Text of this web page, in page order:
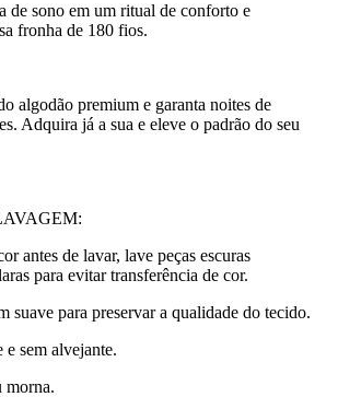
de sono em um ritual de conforto e
fronha de 180 fios.
algodão premium e garanta noites de
Adquira já a sua e eleve o padrão do seu
antes de lavar, lave peças escuras
para evitar transferência de cor.
suave para preservar a qualidade do tecido.
e sem alvejante.
morna.